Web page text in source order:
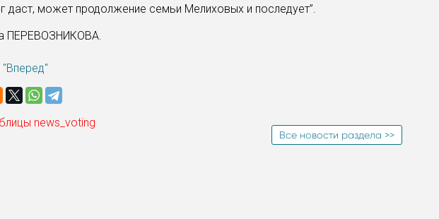
даст, может продолжение семьи Мелиховых и последует”.
ПЕРЕВОЗНИКОВА.
"Вперед"
news_voting
Все новости раздела >>